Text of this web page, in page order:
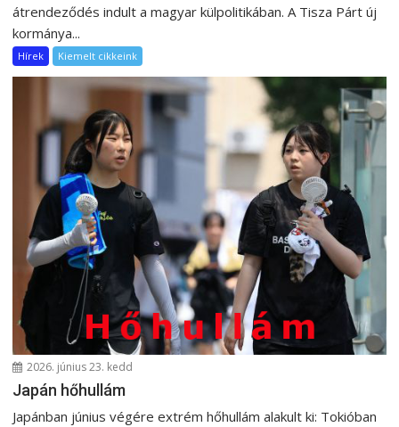
átrendeződés indult a magyar külpolitikában. A Tisza Párt új
kormánya...
Hírek Kiemelt cikkeink
2026. június 23. kedd
Japán hőhullám
Japánban június végére extrém hőhullám alakult ki: Tokióban